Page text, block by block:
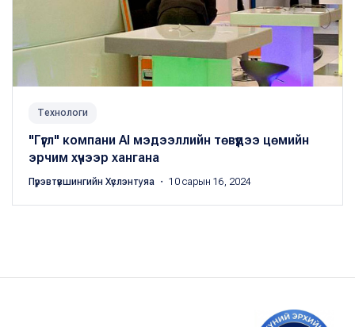
Технологи
"Гүүгл" компани AI мэдээллийн төвүүдээ цөмийн
эрчим хүчээр хангана
Пүрэвтүвшингийн Хүслэнтуяа ・ 10 сарын 16, 2024